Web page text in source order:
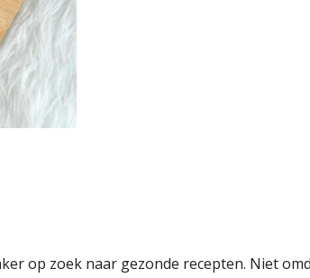
op zoek naar gezonde recepten. Niet